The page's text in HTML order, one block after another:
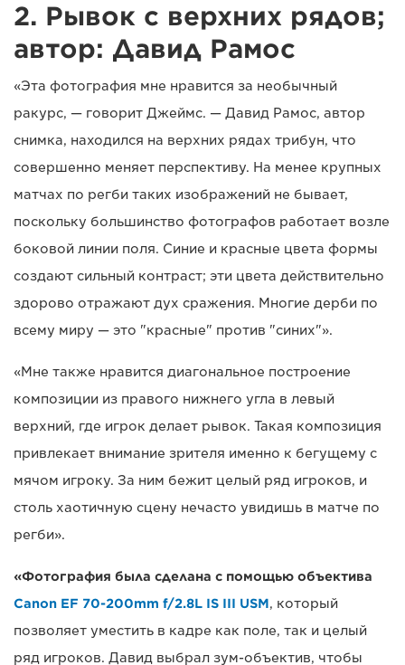
2. Рывок с верхних рядов;
автор: Давид Рамос
«Эта фотография мне нравится за необычный
ракурс, — говорит Джеймс. — Давид Рамос, автор
снимка, находился на верхних рядах трибун, что
совершенно меняет перспективу. На менее крупных
матчах по регби таких изображений не бывает,
поскольку большинство фотографов работает возле
боковой линии поля. Синие и красные цвета формы
создают сильный контраст; эти цвета действительно
здорово отражают дух сражения. Многие дерби по
всему миру — это "красные" против "синих"».
«Мне также нравится диагональное построение
композиции из правого нижнего угла в левый
верхний, где игрок делает рывок. Такая композиция
привлекает внимание зрителя именно к бегущему с
мячом игроку. За ним бежит целый ряд игроков, и
столь хаотичную сцену нечасто увидишь в матче по
регби».
«Фотография была сделана с помощью объектива
Canon EF 70-200mm f/2.8L IS III USM, который
позволяет уместить в кадре как поле, так и целый
ряд игроков. Давид выбрал зум-объектив, чтобы